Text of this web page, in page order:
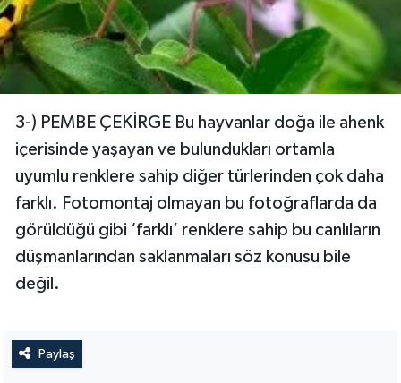
3-) PEMBE ÇEKİRGE Bu hayvanlar doğa ile ahenk
içerisinde yaşayan ve bulundukları ortamla
uyumlu renklere sahip diğer türlerinden çok daha
farklı. Fotomontaj olmayan bu fotoğraflarda da
görüldüğü gibi ‘farklı’ renklere sahip bu canlıların
düşmanlarından saklanmaları söz konusu bile
değil.
Paylaş